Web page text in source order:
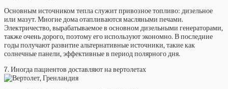
Основным источником тепла служит привозное топливо: дизельное
или мазут. Многие дома отапливаются масляными печами.
Электричество, вырабатываемое в основном дизельными генераторами,
также очень дорого, поэтому его используют экономно. В последние
годы получают развитие альтернативные источники, такие как
солнечные панели, эффективные в период полярного дня.
7. Иногда пациентов доставляют на вертолетах